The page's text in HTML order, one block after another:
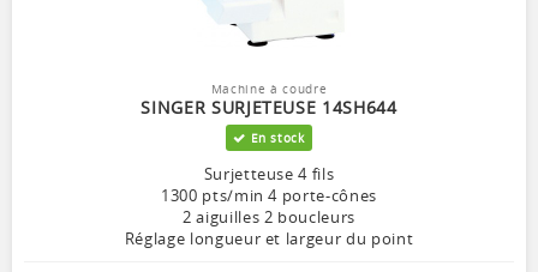
Machine à coudre
SINGER SURJETEUSE 14SH644
En stock
Surjetteuse 4 fils
1300 pts/min 4 porte-cônes
2 aiguilles 2 boucleurs
Réglage longueur et largeur du point